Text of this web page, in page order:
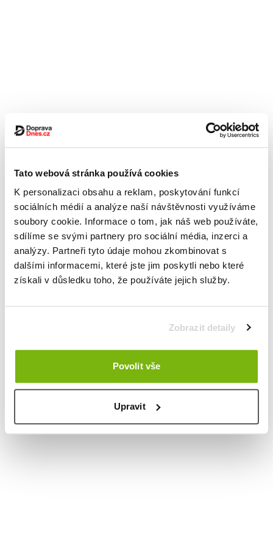
Tato webová stránka používá cookies
K personalizaci obsahu a reklam, poskytování funkcí
sociálních médií a analýze naší návštěvnosti využíváme
soubory cookie. Informace o tom, jak náš web používáte,
sdílíme se svými partnery pro sociální média, inzerci a
analýzy. Partneři tyto údaje mohou zkombinovat s
dalšími informacemi, které jste jim poskytli nebo které
získali v důsledku toho, že používáte jejich služby.
Zobrazit detaily
Povolit vše
Upravit